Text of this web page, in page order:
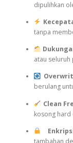
dipulihkan
tanpa
atau seluruh
berulang
Clean
kosong hard
tambahan